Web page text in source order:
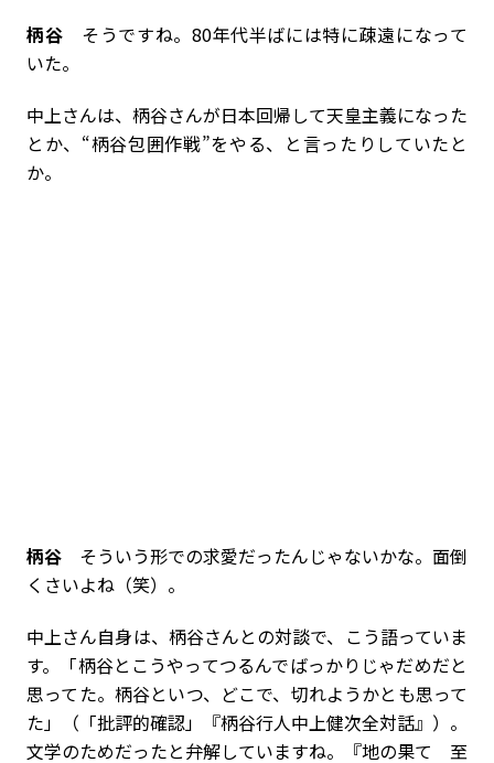
柄谷 そうですね。80年代半ばには特に疎遠になって
いた。
――中上さんは、柄谷さんが日本回帰して天皇主義になった
とか、“柄谷包囲作戦”をやる、と言ったりしていたと
か。
柄谷 そういう形での求愛だったんじゃないかな。面倒
くさいよね（笑）。
――中上さん自身は、柄谷さんとの対談で、こう語っていま
す。「柄谷とこうやってつるんでばっかりじゃだめだと
思ってた。柄谷といつ、どこで、切れようかとも思って
た」（「批評的確認」『柄谷行人中上健次全対話』）。
文学のためだったと弁解していますね。『地の果て 至